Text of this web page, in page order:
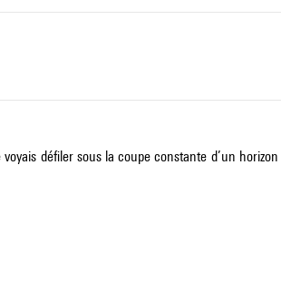
défiler sous la coupe constante d’un